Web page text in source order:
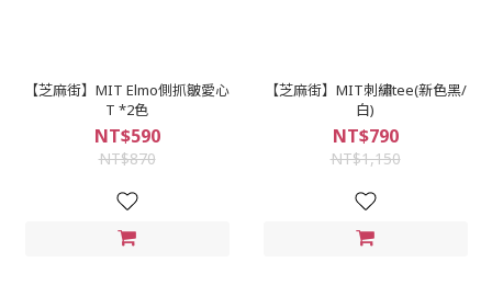
【芝麻街】MIT Elmo側抓皺愛心
T *2色
NT$590
NT$870
【芝麻街】MIT刺繡tee(新色黑/
白)
NT$790
NT$1,150